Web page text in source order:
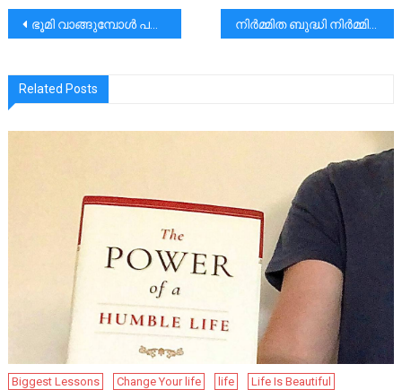
പോസ്റ്റുകളിലൂടെ
ഭൂമി വാങ്ങുമ്പോൾ പരിശോധിക്കേണ്ട സർട്ടിഫിക്കറ്റുകൾ:- നിർമ്മിത ബുദ്ധി നിർമ്മിത ബുദ്ധിയെ നിർമ്മിക്കുമ്പോൾ|മുരളി തുമ്മാരുകുടി
Related Posts
Biggest Lessons Change Your life life
Life Is Beautiful